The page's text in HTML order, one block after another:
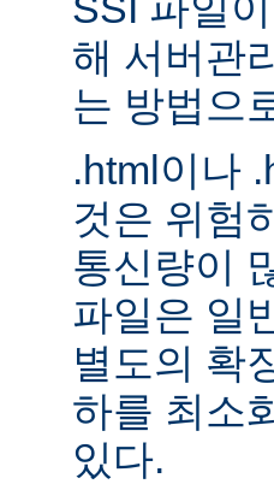
해 서버관
는 방법으
.html이나
것은 위험
통신량이
파일은 일
별도의 확
하를 최소
있다.